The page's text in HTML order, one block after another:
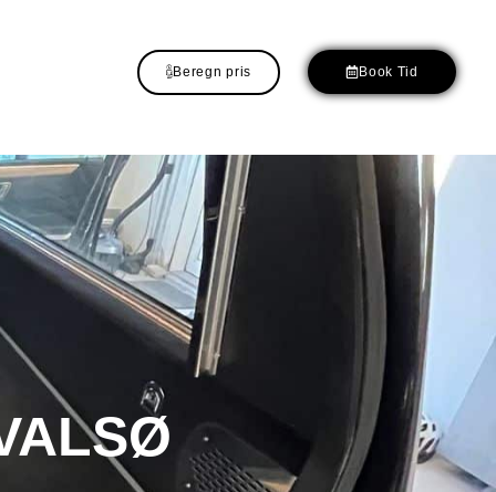
Beregn pris Book Tid